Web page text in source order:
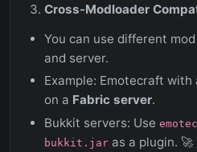
Cross-Modloader
You can use different
and server.
Example: Emotecraft with
on a Fabric server.
Bukkit servers: Use
bukkit.jar as a plugin. 🚀